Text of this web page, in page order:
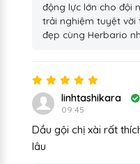
động lực lớn cho đội
trải nghiệm tuyệt
đẹp cùng Herbario
linhtashikara
09:45
Dầu gội chị xài rất
lâu